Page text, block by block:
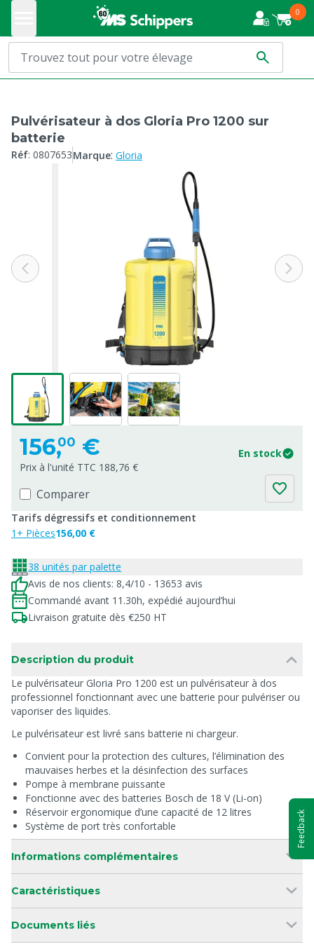
0
Pulvérisateur à dos Gloria Pro 1200 sur
batterie
Réf: 0807653Marque: Gloria
156,00 €
En stock
Prix à l'unité TTC 188,76 €
Comparer
Tarifs dégressifs et conditionnement
1+ Pièces156,00 €
38 unités par palette
Avis de nos clients: 8,4/10 - 13653 avis
Commandé avant 11.30h, expédié aujourd’hui
Livraison gratuite dès €250 HT
Description du produit
Le pulvérisateur Gloria Pro 1200 est un pulvérisateur à dos
professionnel fonctionnant avec une batterie pour pulvériser ou
vaporiser des liquides.
Le pulvérisateur est livré sans batterie ni chargeur.
Convient pour la protection des cultures, l’élimination des
mauvaises herbes et la désinfection des surfaces
Pompe à membrane puissante
Fonctionne avec des batteries Bosch de 18 V (Li-on)
Réservoir ergonomique d’une capacité de 12 litres
Système de port très confortable
Informations complémentaires
Caractéristiques
Documents liés
Feedback